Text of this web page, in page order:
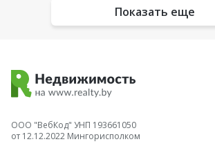
Показать еще
ООО "ВебКод" УНП 193661050
от 12.12.2022 Мингорисполком